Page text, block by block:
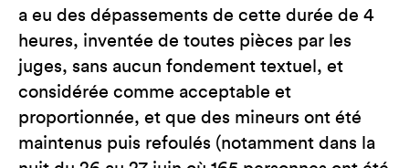
a eu des dépassements de cette durée de 4
heures, inventée de toutes pièces par les
juges, sans aucun fondement textuel, et
considérée comme acceptable et
proportionnée, et que des mineurs ont été
maintenus puis refoulés (notamment dans la